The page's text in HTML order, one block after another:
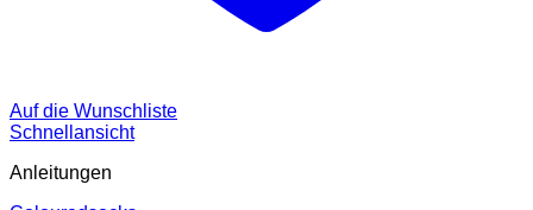
Auf die Wunschliste
Schnellansicht
Anleitungen